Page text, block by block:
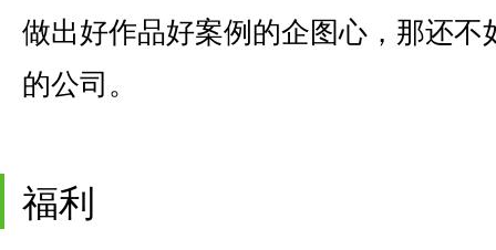
做出好作品好案例的企图心，那还
的公司。
福利